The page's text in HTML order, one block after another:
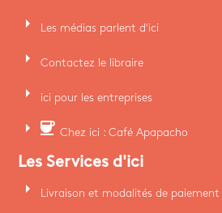
arrow_right Les médias parlent d'ici
arrow_right Contactez le libraire
arrow_right ici pour les entreprises
arrow_right coffee Chez ici : Café Apapacho
Les Services d'ici
arrow_right Livraison et modalités de paiement